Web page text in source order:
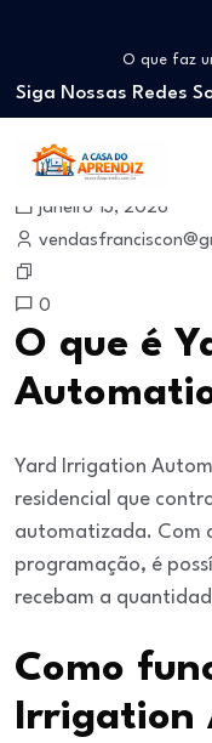
Como
O que faz
Como ser um
Como dar
Profissão
Como
O que faz
Como ser um
Siga Nossas Redes
janeiro 13, 2026
0
O que é
Yard Irrigation
residencial que
automatizada. Com
programação, é
recebam a
Como
Irrigation